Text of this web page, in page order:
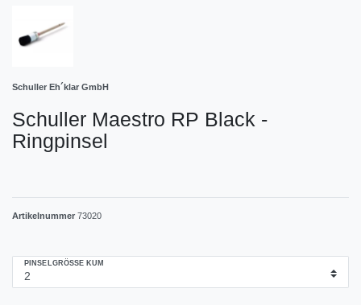
Schuller Eh´klar GmbH
Schuller Maestro RP Black -
Ringpinsel
Artikelnummer 73020
PINSELGRÖSSE KUM